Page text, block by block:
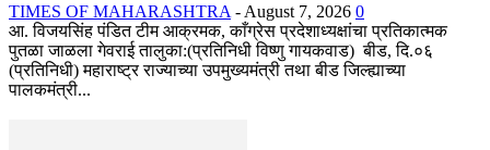
TIMES OF MAHARASHTRA - August 7, 2026 0
आ. विजयसिंह पंडित टीम आक्रमक, काँग्रेस प्रदेशाध्यक्षांचा प्रतिकात्मक
पुतळा जाळला गेवराई तालुका:(प्रतिनिधी विष्णु गायकवाड) बीड, दि.०६
(प्रतिनिधी) महाराष्ट्र राज्याच्या उपमुख्यमंत्री तथा बीड जिल्ह्याच्या
पालकमंत्री...